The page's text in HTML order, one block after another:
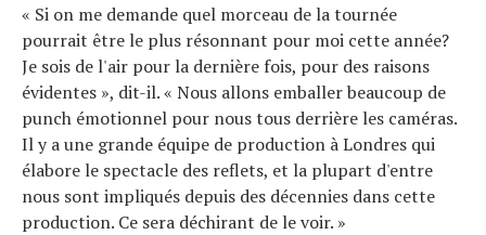
« Si on me demande quel morceau de la tournée
pourrait être le plus résonnant pour moi cette année?
Je sois de l'air pour la dernière fois, pour des raisons
évidentes », dit-il. « Nous allons emballer beaucoup de
punch émotionnel pour nous tous derrière les caméras.
Il y a une grande équipe de production à Londres qui
élabore le spectacle des reflets, et la plupart d'entre
nous sont impliqués depuis des décennies dans cette
production. Ce sera déchirant de le voir. »